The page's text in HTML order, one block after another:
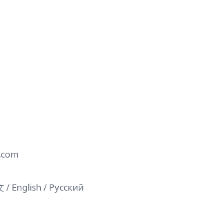
/ English / Русский